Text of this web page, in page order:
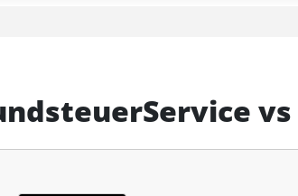
vs